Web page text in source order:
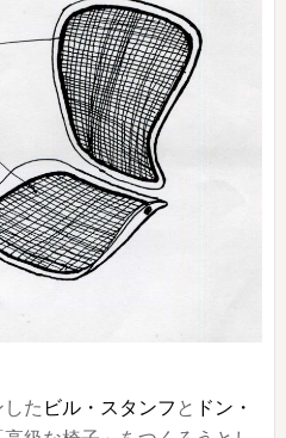
た ビル・スタンフ と ドン・